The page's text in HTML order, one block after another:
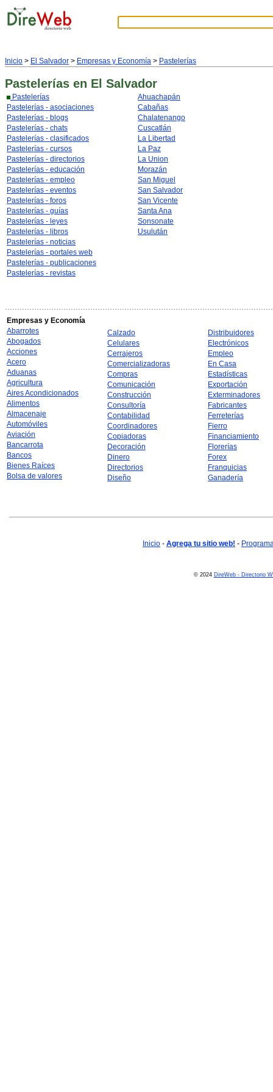
Inicio > El Salvador > Empresas y Economía > Pastelerías
Pastelerías en El Salvador
Pastelerías
Pastelerías - asociaciones
Pastelerías - blogs
Pastelerías - chats
Pastelerías - clasificados
Pastelerías - cursos
Pastelerías - directorios
Pastelerías - educación
Pastelerías - empleo
Pastelerías - eventos
Pastelerías - foros
Pastelerías - guías
Pastelerías - leyes
Pastelerías - libros
Pastelerías - noticias
Pastelerías - portales web
Pastelerías - publicaciones
Pastelerías - revistas
Ahuachapán
Cabañas
Chalatenango
Cuscatlán
La Libertad
La Paz
La Union
Morazán
San Miguel
San Salvador
San Vicente
Santa Ana
Sonsonate
Usulután
Empresas y Economía
Abarrotes
Abogados
Acciones
Acero
Aduanas
Agricultura
Aires Acondicionados
Alimentos
Almacenaje
Automóviles
Aviación
Bancarrota
Bancos
Bienes Raíces
Bolsa de valores
Calzado
Celulares
Cerrajeros
Comercializadoras
Compras
Comunicación
Construcción
Consultoría
Contabilidad
Coordinadores
Copiadoras
Decoración
Dinero
Directorios
Diseño
Distribuidores
Electrónicos
Empleo
En Casa
Estadísticas
Exportación
Exterminadores
Fabricantes
Ferreterías
Fierro
Financiamiento
Florerías
Forex
Franquicias
Ganadería
Inicio - Agrega tu sitio web! -
© 2024 DireWeb - Directorio